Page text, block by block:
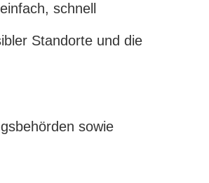
schnell
Standorte und die
sowie